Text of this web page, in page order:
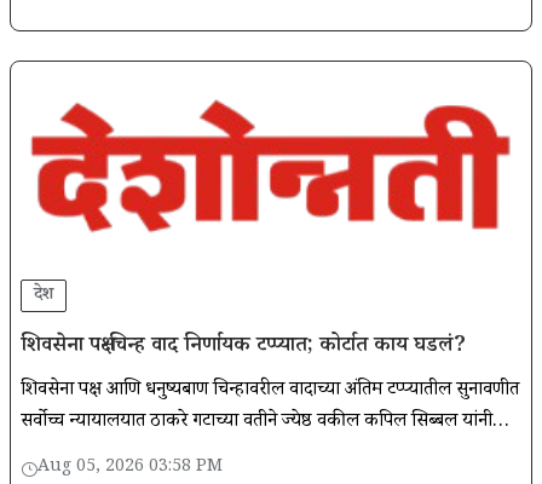
देश
शिवसेना पक्ष-चिन्ह वाद निर्णायक टप्प्यात; कोर्टात काय घडलं?
शिवसेना पक्ष आणि धनुष्यबाण चिन्हावरील वादाच्या अंतिम टप्प्यातील सुनावणीत
सर्वोच्च न्यायालयात ठाकरे गटाच्या वतीने ज्येष्ठ वकील कपिल सिब्बल यांनी
सविस्तर युक्तिवाद केला.
Aug 05, 2026 03:58 PM